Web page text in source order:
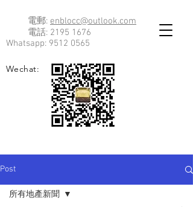
電郵: enblocc@outlook.com
電話: 2195 1676
Whatsapp: 9512 0565
Wechat:
Post
所有地產新聞